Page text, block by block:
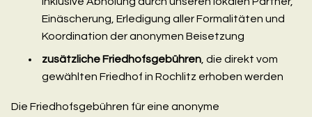
Einäscherung, Erledigung aller Formalitäten und
Koordination der anonymen Beisetzung
zusätzliche Friedhofsgebühren , die direkt vom
gewählten Friedhof in Rochlitz erhoben werden
Die Friedhofsgebühren für eine anonyme